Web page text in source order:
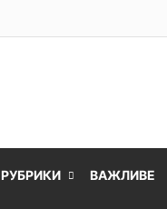
РУБРИКИ ВАЖЛИВЕ